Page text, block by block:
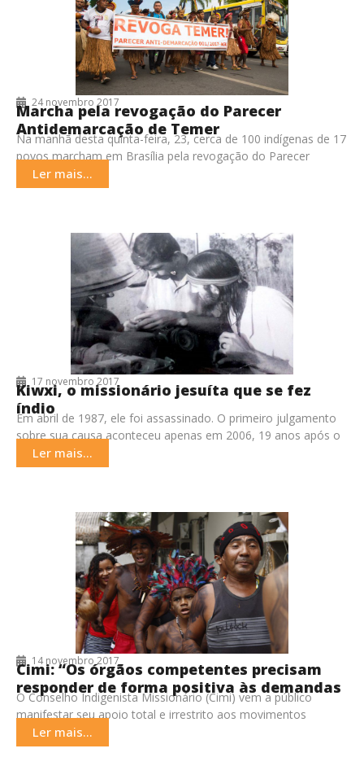
24 novembro 2017
Marcha pela revogação do Parecer
Antidemarcação de Temer
Na manhã desta quinta-feira, 23, cerca de 100 indígenas de 17
povos marcham em Brasília pela revogação do Parecer
001/17 da AGU, aprovado pelo
Ler mais...
17 novembro 2017
Kiwxi, o missionário jesuíta que se fez
índio
Em abril de 1987, ele foi assassinado. O primeiro julgamento
sobre sua causa aconteceu apenas em 2006, 19 anos após o
crime, e os
Ler mais...
14 novembro 2017
Cimi: “Os órgãos competentes precisam
responder de forma positiva às demandas
de povos mobilizados”
O Conselho Indigenista Missionário (Cimi) vem a público
manifestar seu apoio total e irrestrito aos movimentos
protagonizados pelos povos Akroá-Gamella, Krenyê, Gavião e
Tremembé
Ler mais...